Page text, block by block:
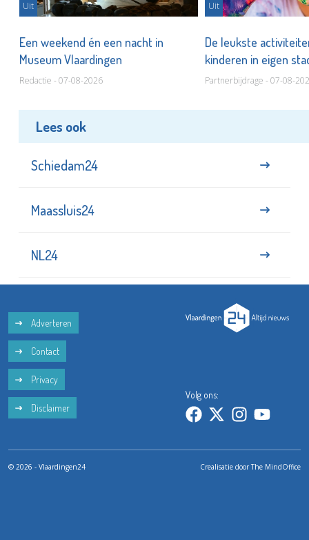
Uit
Een weekend én een nacht in
Museum Vlaardingen
Redactie - 07-08-2026
Uit
De leukste
kinderen in eigen
Partnerbijdrage - 07-08-
Lees ook
Schiedam24
Maassluis24
NL24
Adverteren
Contact
Privacy
Disclaimer
Volg ons:
© 2026 - Vlaardingen24 Crealisatie doorThe MindOffice